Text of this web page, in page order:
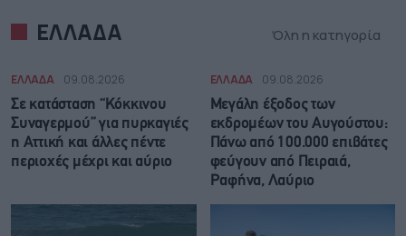
ΕΛΛΑΔΑ Όλη η κατηγορία
ΕΛΛΑΔΑ 09.08.2026
Σε κατάσταση “Κόκκινου
Συναγερμού” για πυρκαγιές
η Αττική και άλλες πέντε
περιοχές μέχρι και αύριο
ΕΛΛΑΔΑ 09.08.2026
Μεγάλη έξοδος των
εκδρομέων του Αυγούστου:
Πάνω από 100.000 επιβάτες
φεύγουν από Πειραιά,
Ραφήνα, Λαύριο